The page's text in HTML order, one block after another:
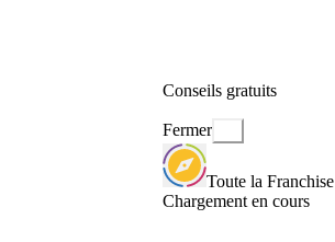
Conseils gratuits
Fermer
Toute la Franchise
Chargement en cours